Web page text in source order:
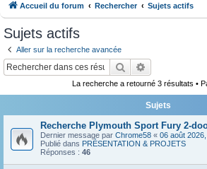
Accueil du forum Rechercher Sujets actifs
Sujets actifs
Aller sur la recherche avancée
Rechercher
La recherche a retourné 3 résultats •
Sujets
Recherche Plymouth Sport Fury 2-
Dernier message par Chrome58 « 06 août
Publié dans PRÉSENTATION & PROJETS
Réponses : 46